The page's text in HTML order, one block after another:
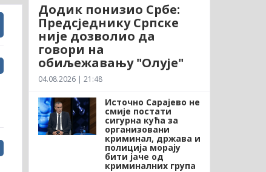
Додик понизио Србе:
Предсједнику Српске
није дозволио да
говори на
обиљежавању "Олује"
04.08.2026 | 21:48
Источно Сарајево не
смије постати
сигурна кућа за
организовани
криминал, држава и
полиција морају
бити јаче од
криминалних група